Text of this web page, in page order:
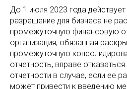
До 1 июля 2023 года
разрешение для бизнеса не
промежуточную финансовую
организация, обязанная
промежуточную
отчетность, вправе
отчетности в случае, если ее
может привести к введению